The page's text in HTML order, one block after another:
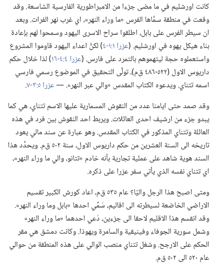
كانت اورشليم في ما مضى جزءا من الامبراطورية الفارسية الشاسعة.‏ وقد
وقعت في منطقة سمَّاها الفرس «ما وراء النهر»،‏ اي غرب نهر الفرات.‏ وبعد
ان سيطر الفرس على بابل،‏ اطلقوا سراح الاسرى اليهود وسمحوا لهم بإعادة
بناء هيكل يهوه في اورشليم.‏ (‏عزرا ١:‏١-‏٤
‏)‏ لكنَّ اعداء اليهود قاوموا المشروع
واستعملوه حجة ليتهموهم بالتمرد على فارس.‏ (‏عزرا ٤:‏٤-‏١٦
‏)‏ لذا خلال حكم
داريوس الاول (‏٥٢٢-‏٤٨٦ ق‌م)‏،‏ تولَّى التحقيق في الموضوع رسمي فارسي
اسمه تتناي.‏ ويدعوه الكتاب المقدس «والي عبر النهر».‏ —‏عزرا ٥:‏٣-‏٧
‏.‏
وقد صمد حتى ايامنا عدد من النقوش المسمارية عليها الاسم تتناي،‏ هي كما
يبدو جزء من ارشيف احدى العائلات.‏ ويربط احد النقوش بين فرد في هذه
العائلة وتتناي المذكور في الكتاب المقدس.‏ وهو عبارة عن سند مالي يعود
تاريخه الى السنة العشرين من حكم داريوس الاول،‏ سنة ٥٠٢ ق‌م.‏ ويحدِّد هذا
السند هوية شاهد على عملية تجارية بأنه خادم «تتانو،‏ والي ما وراء النهر»،‏
اي تتناي نفسه الذي يأتي سفر عزرا على ذكره.‏
ومتى اصبح هذا الرجل واليًا؟‏ عام ٥٣٥ ق‌م،‏ اعاد كورش الكبير تقسيم
الاراضي الخاضعة لسيطرته الى اقاليم،‏ سُمِّي احدها «بابل وما وراء النهر».‏
وقد انقسم هذا الاقليم لاحقا الى جزءين،‏ دُعي احدهما «ما وراء النهر»
وشمل سورية الجوفاء وفينيقية والسامرة ويهوذا.‏ وكانت دمشق هي مقر
الحكم على الارجح.‏ وشغل تتناي منصب الوالي على هذه المنطقة من حوالي
عام ٥٢٠ الى ٥٠٢ ق‌م.‏